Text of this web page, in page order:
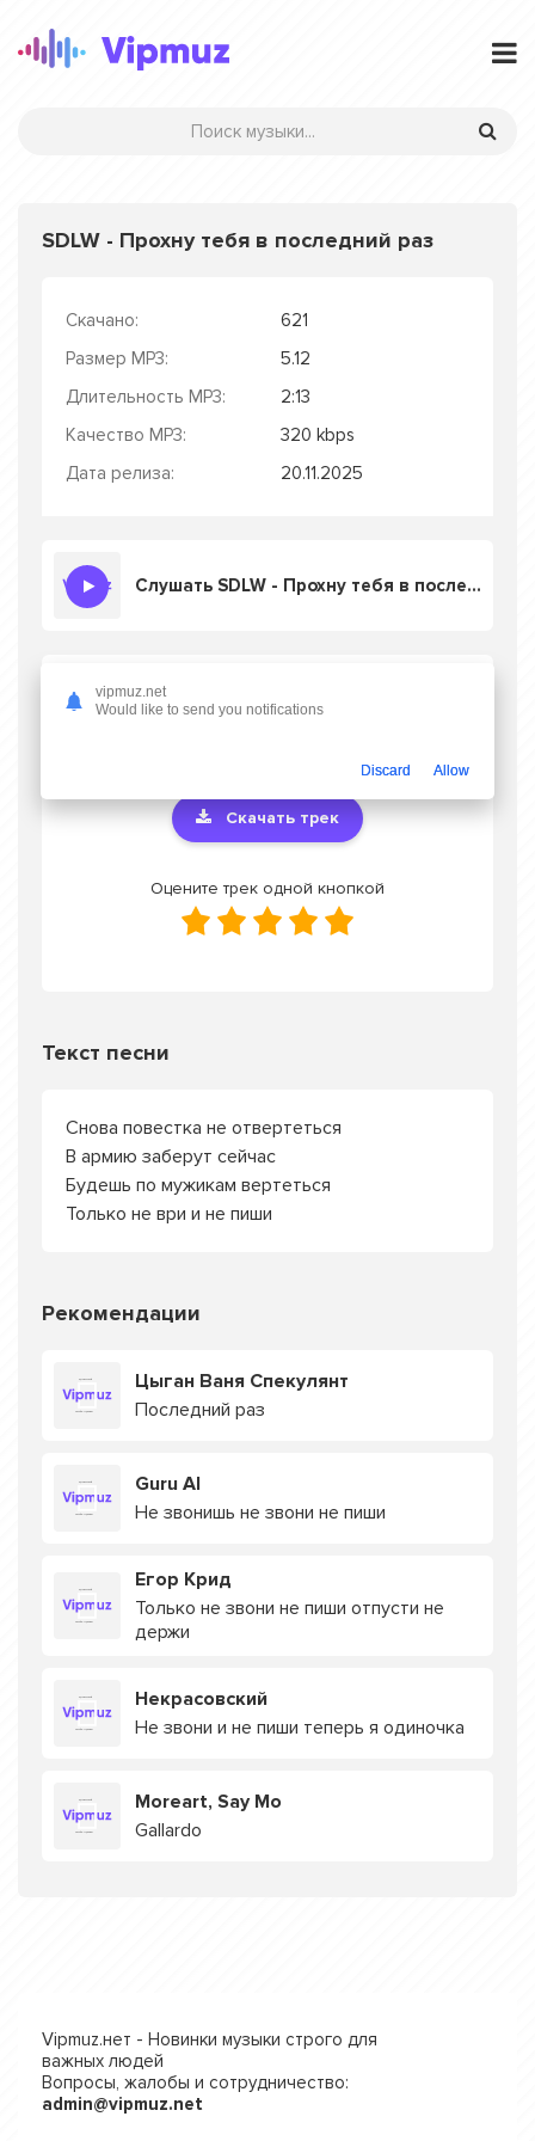
SDLW - Прохну тебя в последний раз
Скачано:
621
Размер MP3:
5.12
Длительность MP3:
2:13
Качество MP3:
320 kbps
Дата релиза:
20.11.2025
Слушать SDLW - Прохну тебя в последний раз
Скачать песню SDLW - Прохну тебя в
последний разв mp3 или слушать онлайн
Скачать трек
Оцените трек одной кнопкой
Текст песни
Снова повестка не отвертеться
В армию заберут сейчас
Будешь по мужикам вертеться
Только не ври и не пиши
Рекомендации
Цыган Ваня Спекулянт
Последний раз
Guru AI
Не звонишь не звони не пиши
Егор Крид
Только не звони не пиши отпусти не
держи
Некрасовский
Не звони и не пиши теперь я одиночка
Moreart, Say Mo
Gallardo
Vipmuz.нет - Новинки музыки строго для
важных людей
Вопросы, жалобы и сотрудничество:
admin@vipmuz.net
vipmuz.net
Would like to send you notifications
Discard Allow